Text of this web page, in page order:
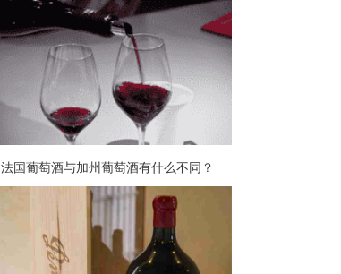
法国葡萄酒与加州葡萄酒有什么不同？